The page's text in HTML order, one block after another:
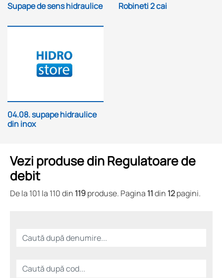
Supape de sens hidraulice Robineti 2 cai
04.08. supape hidraulice
din inox
Vezi produse din Regulatoare de
debit
De la 101 la 110 din 119produse. Pagina 11din 12pagini.